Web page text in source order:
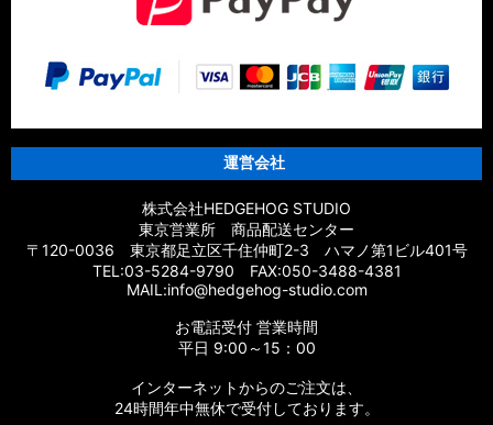
運営会社
株式会社HEDGEHOG STUDIO
東京営業所 商品配送センター
〒120-0036 東京都足立区千住仲町2-3 ハマノ第1ビル401号
TEL:03-5284-9790 FAX:050-3488-4381
MAIL:info@hedgehog-studio.com
お電話受付 営業時間
平日 9:00～15：00
インターネットからのご注文は、
24時間年中無休で受付しております。